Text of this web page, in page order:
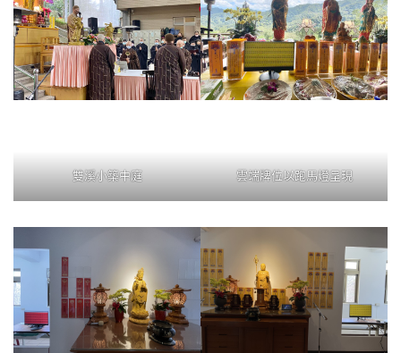
雙溪小築中庭 雲端牌位以跑馬燈呈現